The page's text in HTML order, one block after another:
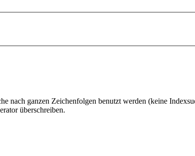
nach ganzen Zeichenfolgen benutzt werden (keine
überschreiben.